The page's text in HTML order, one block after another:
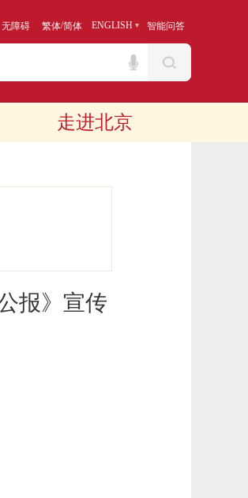
无障碍 繁体/简体 ENGLISH 智能问答
走进北京
报》宣传